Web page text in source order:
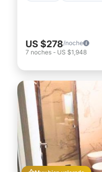
US $278/noche
7 noches - US $1,948